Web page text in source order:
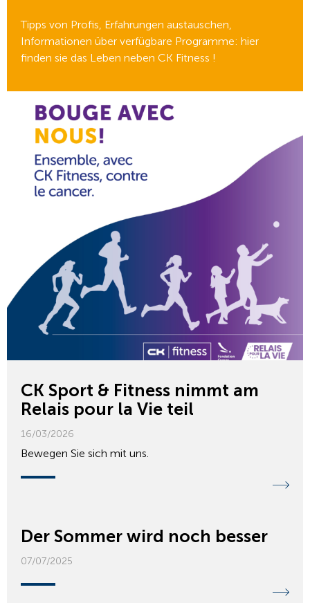
Tipps von Profis, Erfahrungen austauschen,
Informationen über verfügbare Programme: hier
finden sie das Leben neben CK Fitness !
CK Sport & Fitness nimmt am
Relais pour la Vie teil
16/03/2026
Bewegen Sie sich mit uns.
Der Sommer wird noch besser
07/07/2025